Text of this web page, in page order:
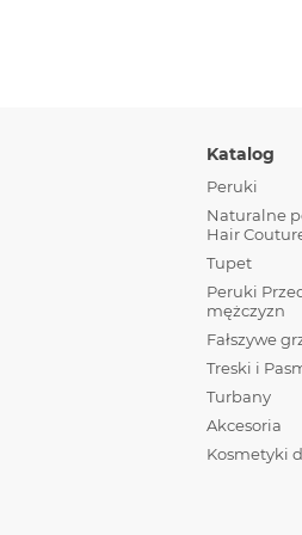
Katalog
Peruki
Naturalne
Hair
Tupet
Peruki
mężczyzn
Fałszywe
Treski і
Turbany
Akcesoria
Kosmetyki